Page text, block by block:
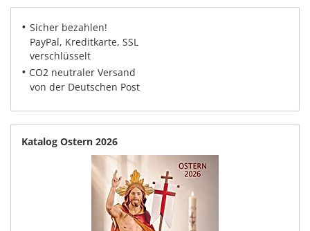
• Sicher bezahlen!
PayPal, Kreditkarte, SSL
verschlüsselt
• CO2 neutraler Versand
von der Deutschen Post
Katalog Ostern 2026